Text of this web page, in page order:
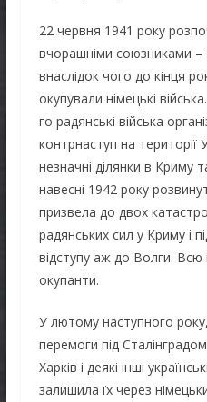
22 червня 1941 року
вчорашніми союзниками
внаслідок чого до кінця
окупували німецькі
го радянські війська
контрнаступ на території
незначні ділянки в Криму
навесні 1942 року
призвела до двох
радянських сил у Криму і
відступу аж до Волги.
окупанти.
У лютому наступного
перемоги під
Харків і деякі інші
залишила їх через